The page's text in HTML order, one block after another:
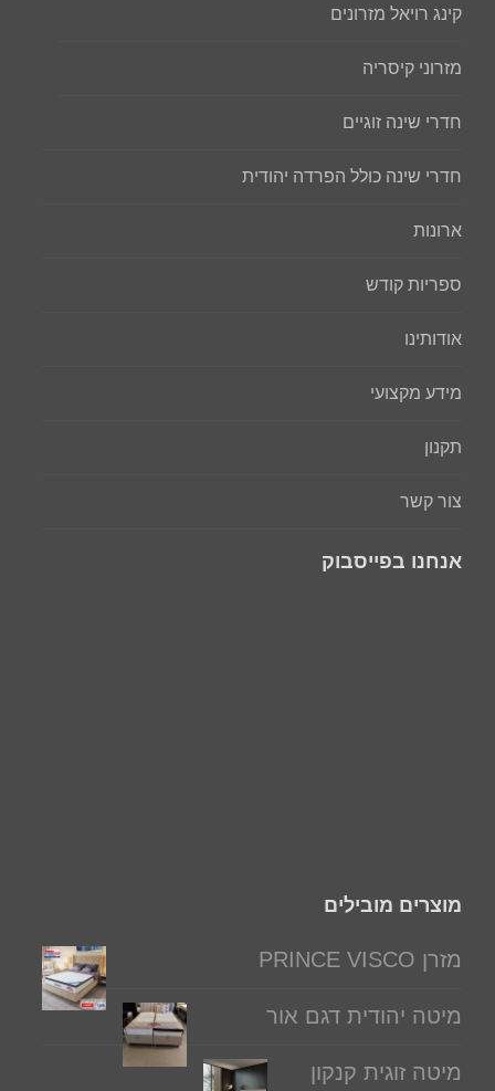
קינג רויאל מזרונים
מזרוני קיסריה
חדרי שינה זוגיים
חדרי שינה כולל הפרדה יהודית
ארונות
ספריות קודש
אודותינו
מידע מקצועי
תקנון
צור קשר
אנחנו בפייסבוק
מוצרים מובילים
מזרן PRINCE VISCO
מיטה יהודית דגם אור
מיטה זוגית קנקון